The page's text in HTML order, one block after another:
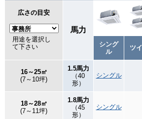
広さの目安
用途を選択し
て下さい
馬力
シング
ル
ツ
16～25㎡
(7～10坪)
1.5馬力
（40
形）
シングル
18～28㎡
(7～11坪)
1.8馬力
（45
形）
シングル